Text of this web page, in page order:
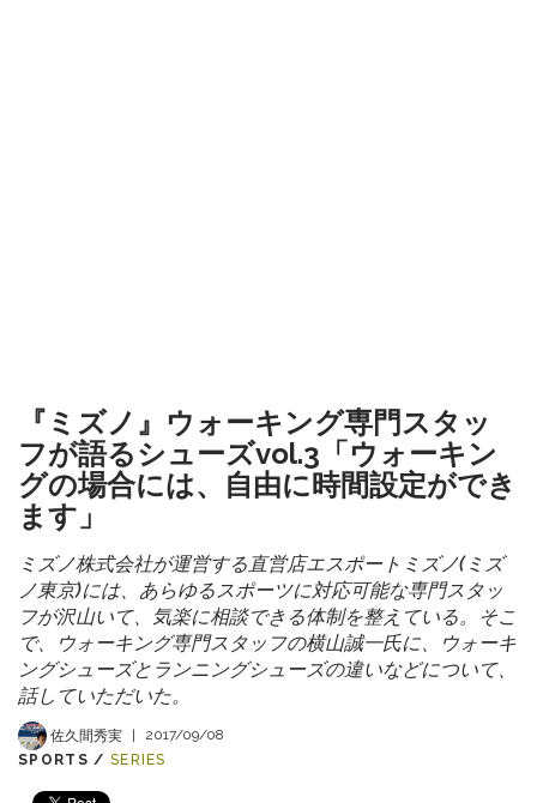
『ミズノ』ウォーキング専門スタッ
フが語るシューズvol.3「ウォーキン
グの場合には、自由に時間設定ができ
ます」
ミズノ株式会社が運営する直営店エスポートミズノ(ミズ
ノ東京)には、あらゆるスポーツに対応可能な専門スタッ
フが沢山いて、気楽に相談できる体制を整えている。そこ
で、ウォーキング専門スタッフの横山誠一氏に、ウォーキ
ングシューズとランニングシューズの違いなどについて、
話していただいた。
佐久間秀実 |
2017/09/08
SPORTS / SERIES